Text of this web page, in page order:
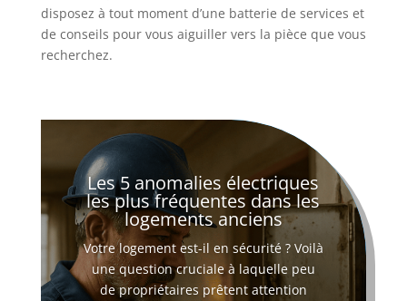
disposez à tout moment d’une batterie de services et
de conseils pour vous aiguiller vers la pièce que vous
recherchez.
Les 5 anomalies électriques
les plus fréquentes dans les
logements anciens
Votre logement est-il en sécurité ? Voilà
une question cruciale à laquelle peu
de propriétaires prêtent attention